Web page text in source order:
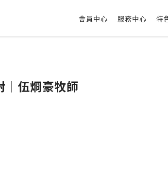
會員中心 服務中心 特
｜伍烱豪牧師